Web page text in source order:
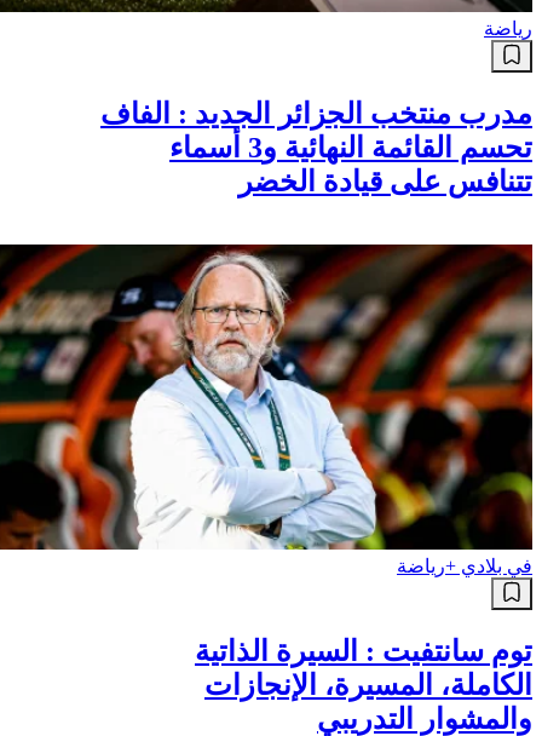
رياضة
مدرب منتخب الجزائر الجديد : الفاف
تحسم القائمة النهائية و3 أسماء
تتنافس على قيادة الخضر
في بلادي +رياضة
توم سانتفيت : السيرة الذاتية
الكاملة، المسيرة، الإنجازات
والمشوار التدريبي